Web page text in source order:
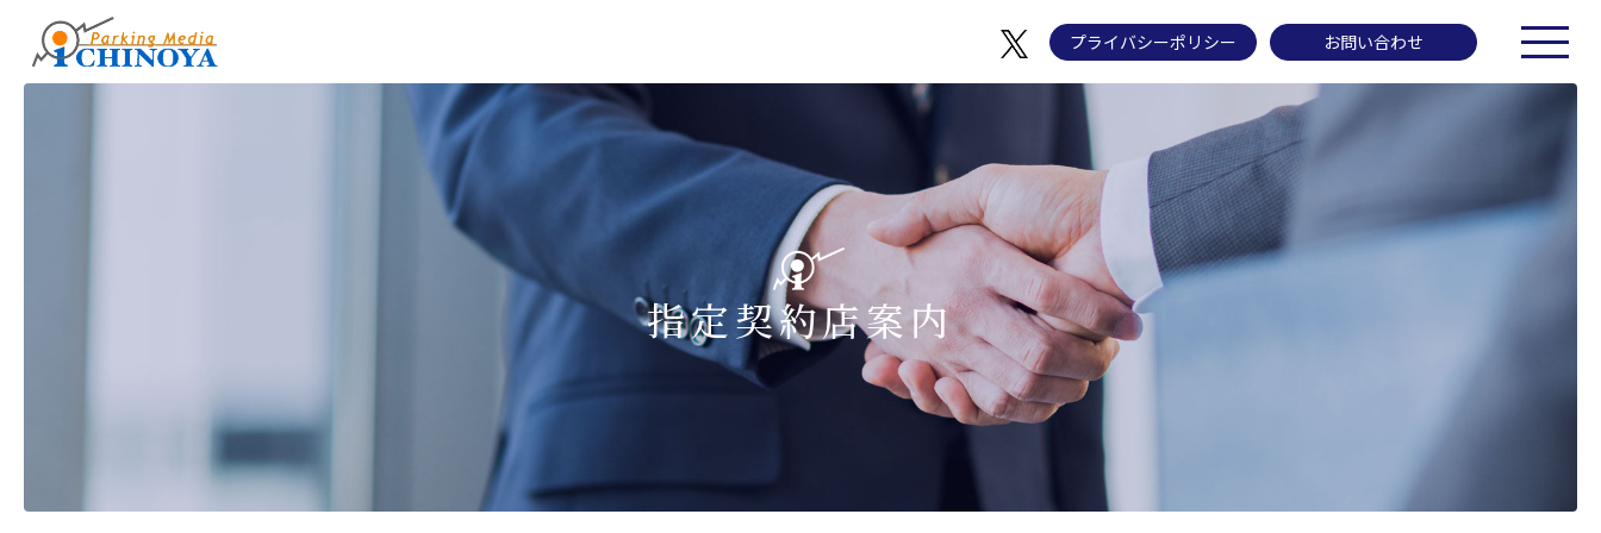
プライバシーポリシー お問い合わせ
指定契約店案内